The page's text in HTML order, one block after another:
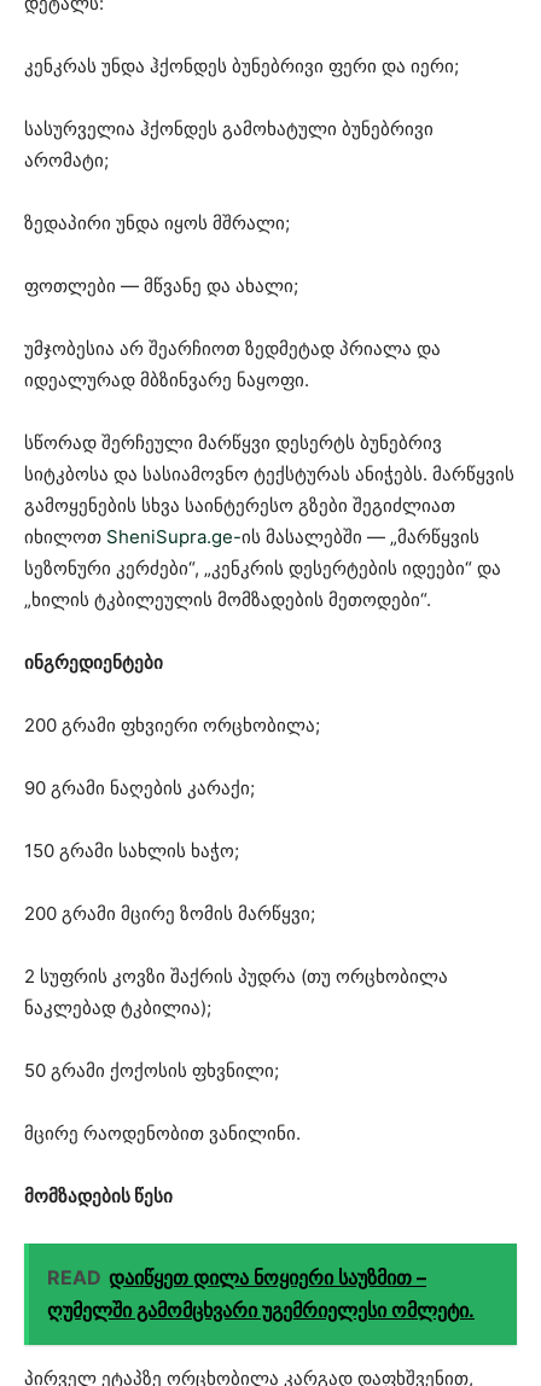
კენკრას უნდა ჰქონდეს ბუნებრივი ფერი და იერი;
სასურველია ჰქონდეს გამოხატული ბუნებრივი
არომატი;
ზედაპირი უნდა იყოს მშრალი;
ფოთლები — მწვანე და ახალი;
უმჯობესია არ შეარჩიოთ ზედმეტად პრიალა და
იდეალურად მბზინვარე ნაყოფი.
სწორად შერჩეული მარწყვი დესერტს ბუნებრივ
სიტკბოსა და სასიამოვნო ტექსტურას ანიჭებს. მარწყვის
გამოყენების სხვა საინტერესო გზები შეგიძლიათ
იხილოთ SheniSupra.ge-ის მასალებში — „მარწყვის
სეზონური კერძები“, „კენკრის დესერტების იდეები“ და
„ხილის ტკბილეულის მომზადების მეთოდები“.
ინგრედიენტები
200 გრამი ფხვიერი ორცხობილა;
90 გრამი ნაღების კარაქი;
150 გრამი სახლის ხაჭო;
200 გრამი მცირე ზომის მარწყვი;
2 სუფრის კოვზი შაქრის პუდრა (თუ ორცხობილა
ნაკლებად ტკბილია);
50 გრამი ქოქოსის ფხვნილი;
მცირე რაოდენობით ვანილინი.
მომზადების წესი
READ დაიწყეთ დილა ნოყიერი საუზმით –
ღუმელში გამომცხვარი უგემრიელესი ომლეტი.
პირველ ეტაპზე ორცხობილა კარგად დაფხშვენით,